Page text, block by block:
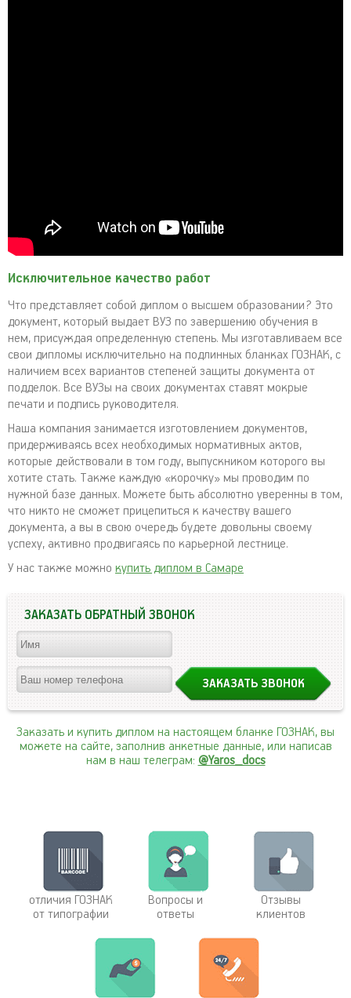
Исключительное качество работ
Что представляет собой диплом о высшем образовании? Это
документ, который выдает ВУЗ по завершению обучения в
нем, присуждая определенную степень. Мы изготавливаем все
свои дипломы исключительно на подлинных бланках ГОЗНАК, с
наличием всех вариантов степеней защиты документа от
подделок. Все ВУЗы на своих документах ставят мокрые
печати и подпись руководителя.
Наша компания занимается изготовлением документов,
придерживаясь всех необходимых нормативных актов,
которые действовали в том году, выпускником которого вы
хотите стать. Также каждую «корочку» мы проводим по
нужной базе данных. Можете быть абсолютно уверенны в том,
что никто не сможет прицепиться к качеству вашего
документа, а вы в свою очередь будете довольны своему
успеху, активно продвигаясь по карьерной лестнице.
У нас также можно купить диплом в Самаре
ЗАКАЗАТЬ ОБРАТНЫЙ ЗВОНОК
Заказать и купить диплом на настоящем бланке ГОЗНАК, вы
можете на сайте, заполнив анкетные данные, или написав
нам в наш телеграм: @Yaros_docs
отличия ГОЗНАК
от типографии
Вопросы и
ответы
Отзывы
клиентов